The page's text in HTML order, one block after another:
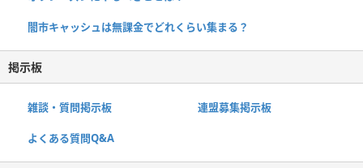
闇市キャッシュは無課金でどれくらい集まる？
掲示板
雑談・質問掲示板 連盟募集掲示板
よくある質問Q&A